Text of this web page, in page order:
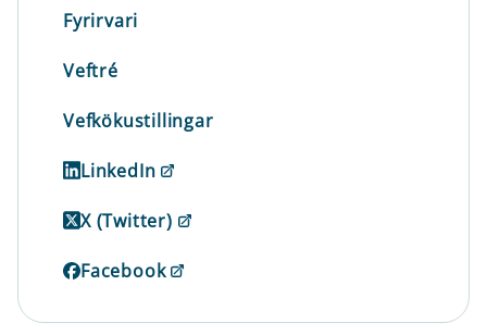
Fyrirvari
Veftré
Vefkökustillingar
LinkedIn
X (Twitter)
Facebook